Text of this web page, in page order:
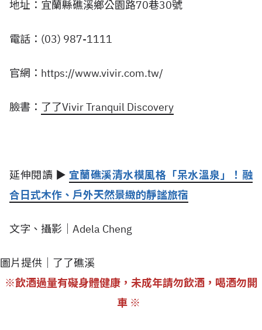
地址：宜蘭縣礁溪鄉公園路70巷30號
電話：(03) 987-1111
官網：https://www.vivir.com.tw/
臉書： 了了Vivir Tranquil Discovery
延伸閱讀 ▶ 宜蘭礁溪清水模風格「呆水溫泉」！融
合日式木作、戶外天然景緻的靜謐旅宿
文字、攝影｜Adela Cheng
圖片提供｜了了礁溪
※飲酒過量有礙身體健康，未成年請勿飲酒，喝酒勿開
車 ※